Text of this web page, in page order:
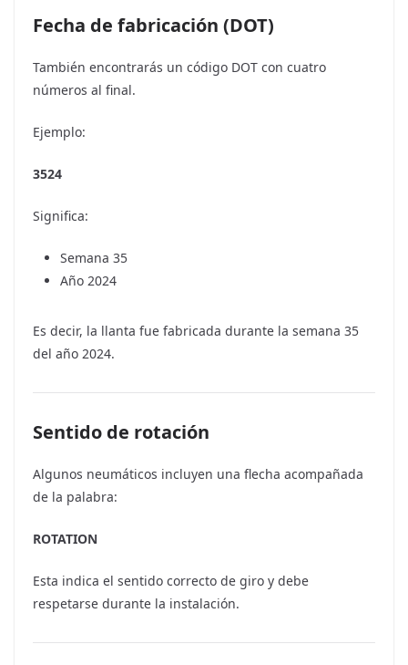
Fecha de fabricación (DOT)
También encontrarás un código DOT con cuatro
números al final.
Ejemplo:
3524
Significa:
Semana 35
Año 2024
Es decir, la llanta fue fabricada durante la semana 35
del año 2024.
Sentido de rotación
Algunos neumáticos incluyen una flecha acompañada
de la palabra:
ROTATION
Esta indica el sentido correcto de giro y debe
respetarse durante la instalación.